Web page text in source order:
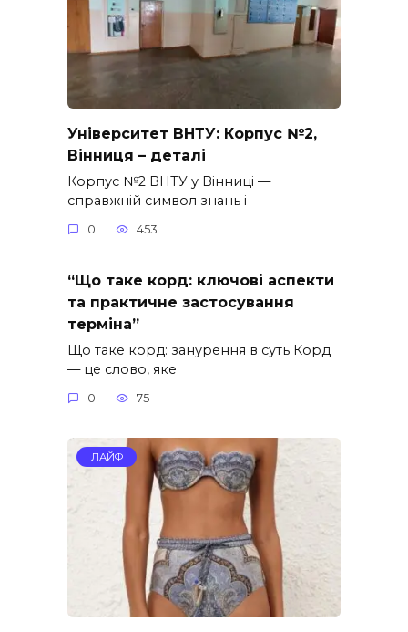
Університет ВНТУ: Корпус №2,
Вінниця – деталі
Корпус №2 ВНТУ у Вінниці —
справжній символ знань і
0 453
“Що таке корд: ключові аспекти
та практичне застосування
терміна”
Що таке корд: занурення в суть Корд
— це слово, яке
0 75
ЛАЙФ